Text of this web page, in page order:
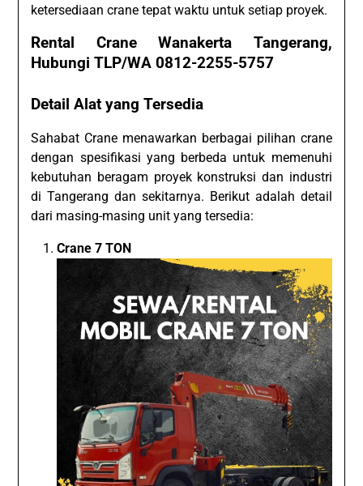
ketersediaan crane tepat waktu untuk setiap proyek.
Rental Crane Wanakerta Tangerang,
Hubungi TLP/WA 0812-2255-5757
Detail Alat yang Tersedia
Sahabat Crane menawarkan berbagai pilihan crane
dengan spesifikasi yang berbeda untuk memenuhi
kebutuhan beragam proyek konstruksi dan industri
di Tangerang dan sekitarnya. Berikut adalah detail
dari masing-masing unit yang tersedia:
Crane 7 TON